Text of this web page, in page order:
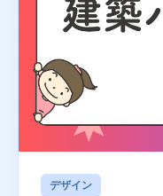
デザイン